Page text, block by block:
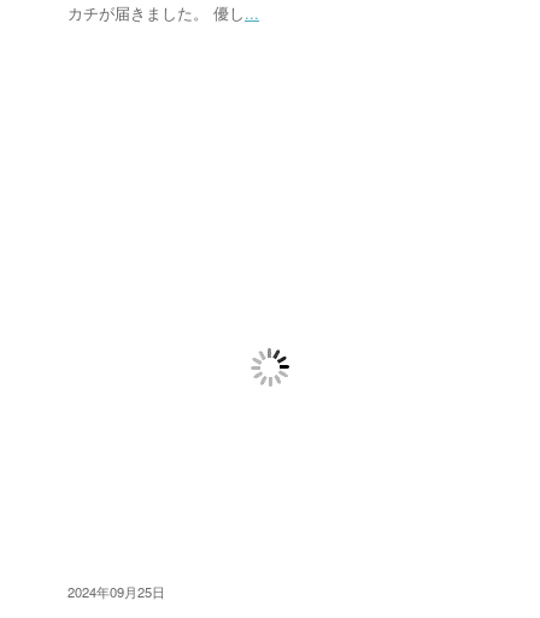
カチが届きました。 優し...
2024年09月25日